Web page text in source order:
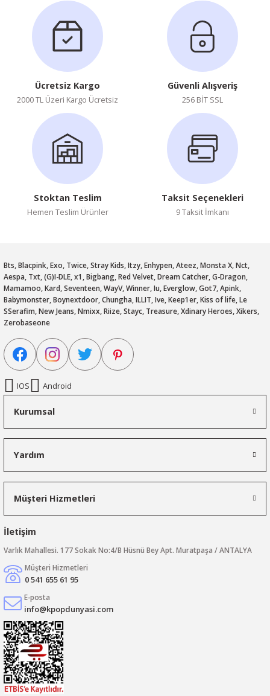
Ücretsiz Kargo
2000 TL Üzeri Kargo Ücretsiz
Güvenli Alışveriş
256 BİT SSL
Stoktan Teslim
Hemen Teslim Ürünler
Taksit Seçenekleri
9 Taksit İmkanı
Bts, Blacpink, Exo, Twice, Stray Kids, Itzy, Enhypen, Ateez, Monsta X, Nct,
Aespa, Txt, (G)I-DLE, x1, Bigbang, Red Velvet, Dream Catcher, G-Dragon,
Mamamoo, Kard, Seventeen, WayV, Winner, Iu, Everglow, Got7, Apink,
Babymonster, Boynextdoor, Chungha, ILLIT, Ive, Keep1er, Kiss of life, Le
SSerafim, New Jeans, Nmixx, Riize, Stayc, Treasure, Xdinary Heroes, Xikers,
Zerobaseone
IOS Android
Kurumsal
Yardım
Müşteri Hizmetleri
İletişim
Varlık Mahallesi. 177 Sokak No:4/B Hüsnü Bey Apt. Muratpaşa / ANTALYA
Müşteri Hizmetleri
0 541 655 61 95
E-posta
info@kpopdunyasi.com